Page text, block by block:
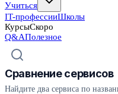
Учиться
IT-профессииШколы
КурсыСкоро
Q&AПолезное
Сравнение сервисов
Найдите два сервиса по